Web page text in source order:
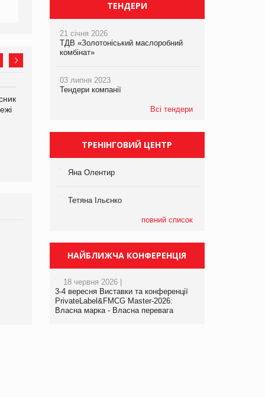
виробництва
компанії «УкраМарин»
Брагина Людмила
Просування компанії на
www.trademaster.ua.
правила. Особливості.
ТЕНДЕРИ
21 січня 2026
ТДВ «Золотоніський маслоробний
комбінат»
03 липня 2023
Тендери компанії
Всі тендери
ТРЕНІНГОВИЙ ЦЕНТР
Яна Олентир
Тетяна Ільєнко
повний список
НАЙБЛИЖЧА КОНФЕРЕНЦІЯ
18 червня 2026 |
3-4 вересня Виставки та конференції
PrivateLabel&FMCG Master-2026:
Власна марка - Власна перевага